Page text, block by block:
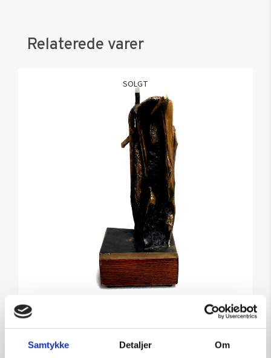
Samtykke Detaljer Om
Relaterede varer
Ronan Vandrer: Anløbssted
ved havnen
SOLGT